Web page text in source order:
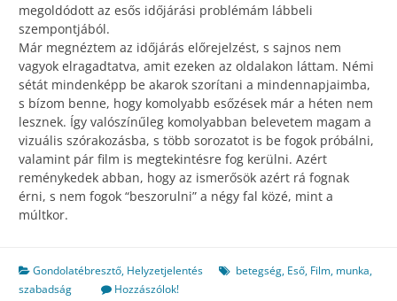
megoldódott az esős időjárási problémám lábbeli
szempontjából.
Már megnéztem az időjárás előrejelzést, s sajnos nem
vagyok elragadtatva, amit ezeken az oldalakon láttam. Némi
sétát mindenképp be akarok szorítani a mindennapjaimba,
s bízom benne, hogy komolyabb esőzések már a héten nem
lesznek. Így valószínűleg komolyabban belevetem magam a
vizuális szórakozásba, s több sorozatot is be fogok próbálni,
valamint pár film is megtekintésre fog kerülni. Azért
reménykedek abban, hogy az ismerősök azért rá fognak
érni, s nem fogok “beszorulni” a négy fal közé, mint a
múltkor.
Gondolatébresztő, Helyzetjelentés betegség, Eső, Film, munka,
szabadság
Hozzászólok!